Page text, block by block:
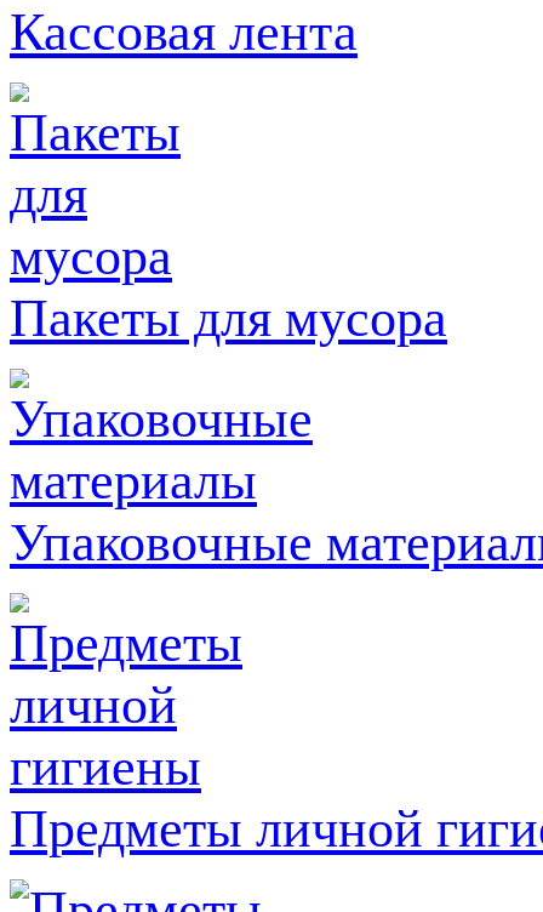
Кассовая лента
Пакеты для мусора
Упаковочные
Предметы личной